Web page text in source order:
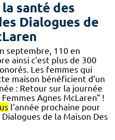
santé des
Dialogues de
septembre, 110 en
ainsi c’est plus de 300
Les femmes qui
maison bénéficient d’un
: Retour sur la journée
Agnes McLaren" !
l’année prochaine pour
de la Maison Des